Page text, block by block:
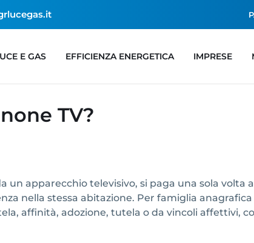
E GAS EFFICIENZA ENERGETICA IMPRESE
TV?
un apparecchio televisivo, si paga una sola volta
nella stessa abitazione. Per famiglia
affinità, adozione, tutela o da vincoli affettivi,